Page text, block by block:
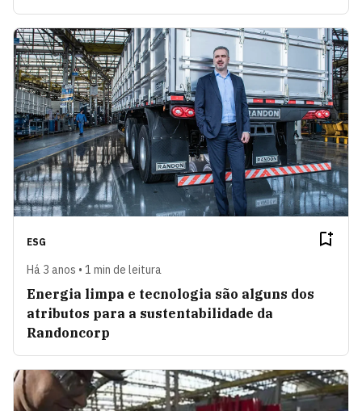
ESG
Há 3 anos • 1 min de leitura
Energia limpa e tecnologia são alguns dos
atributos para a sustentabilidade da
Randoncorp